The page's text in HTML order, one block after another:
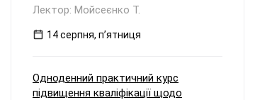
Лектор: Мойсеєнко Т.
14 серпня, пʼятниця
Одноденний практичний курс
підвищення кваліфікації щодо